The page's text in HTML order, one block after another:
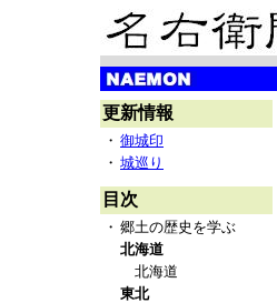
更新情報
・ 御城印
・ 城巡り
目次
・ 郷土の歴史を学ぶ
北海道
北海道
東北